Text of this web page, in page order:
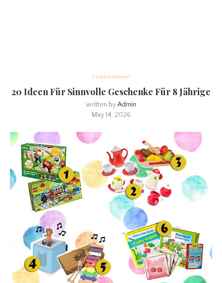
Geschenkideen
20 Ideen Für Sinnvolle Geschenke Für 8 Jährige
written byAdmin
May 14, 2026